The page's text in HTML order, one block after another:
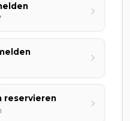
reservieren